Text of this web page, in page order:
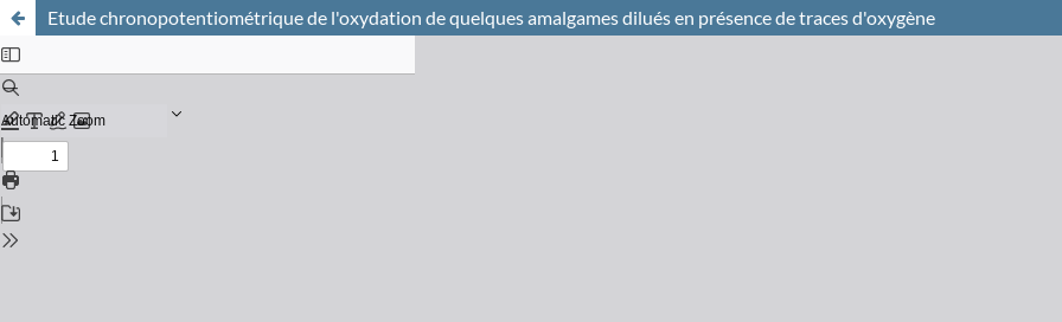
Etude chronopotentiométrique de l'oxydation de quelques amalgames dilués en présence de traces d'oxygène